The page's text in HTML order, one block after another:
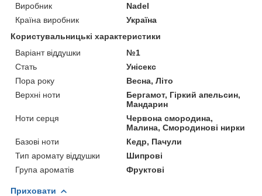
Виробник
Nadel
Країна виробник
Україна
Користувальницькі характеристики
Варіант віддушки
№1
Стать
Унісекс
Пора року
Весна, Літо
Верхні ноти
Бергамот, Гіркий апельсин,
Мандарин
Ноти серця
Червона смородина,
Малина, Смородинові нирки
Базові ноти
Кедр, Пачули
Тип аромату віддушки
Шипрові
Група ароматів
Фруктові
Приховати